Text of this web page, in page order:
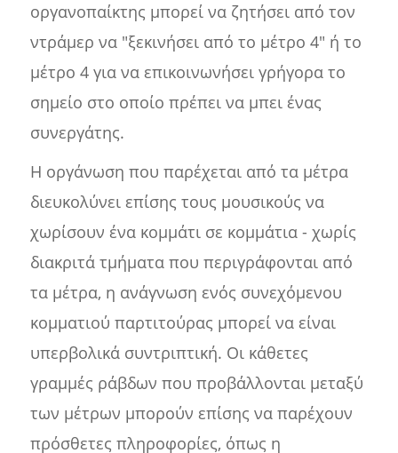
οργανοπαίκτης μπορεί να ζητήσει από τον
ντράμερ να "ξεκινήσει από το μέτρο 4" ή το
μέτρο 4 για να επικοινωνήσει γρήγορα το
σημείο στο οποίο πρέπει να μπει ένας
συνεργάτης.
Η οργάνωση που παρέχεται από τα μέτρα
διευκολύνει επίσης τους μουσικούς να
χωρίσουν ένα κομμάτι σε κομμάτια - χωρίς
διακριτά τμήματα που περιγράφονται από
τα μέτρα, η ανάγνωση ενός συνεχόμενου
κομματιού παρτιτούρας μπορεί να είναι
υπερβολικά συντριπτική. Οι κάθετες
γραμμές ράβδων που προβάλλονται μεταξύ
των μέτρων μπορούν επίσης να παρέχουν
πρόσθετες πληροφορίες, όπως η